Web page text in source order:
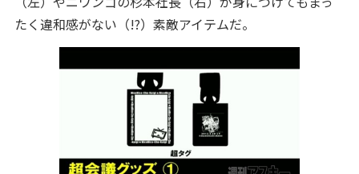
たく違和感がない（!?）素敵アイテムだ。